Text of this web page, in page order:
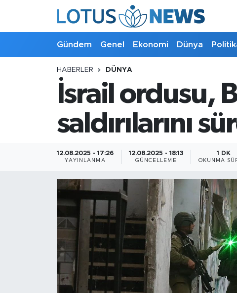
Gündem Genel Ekonomi Dünya
HABERLER DÜNYA
İsrail ordusu,
saldırılarını
12.08.2025 - 17:26
YAYINLANMA
12.08.2025 - 18:13
GÜNCELLEME
1 DK
OKUNMA
Bilim ve Teknoloji
Gündem